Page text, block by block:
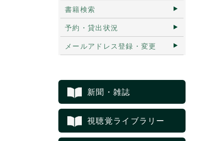
書籍検索
予約・貸出状況
メールアドレス登録・変更
新聞・雑誌
視聴覚ライブラリー